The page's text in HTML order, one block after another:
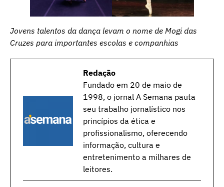
Jovens talentos da dança levam o nome de Mogi das
Cruzes para importantes escolas e companhias
Redação
Fundado em 20 de maio de
1998, o jornal A Semana pauta
seu trabalho jornalístico nos
princípios da ética e
profissionalismo, oferecendo
informação, cultura e
entretenimento a milhares de
leitores.